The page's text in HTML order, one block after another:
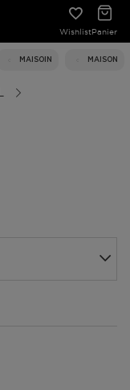
WishlistPanier
MAISOIN MAISON